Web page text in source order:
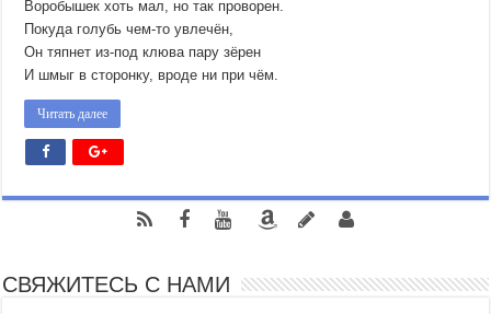
Воробышек хоть мал, но так проворен.
Покуда голубь чем-то увлечён,
Он тяпнет из-под клюва пару зёрен
И шмыг в сторонку, вроде ни при чём.
Читать далее
СВЯЖИТЕСЬ С НАМИ